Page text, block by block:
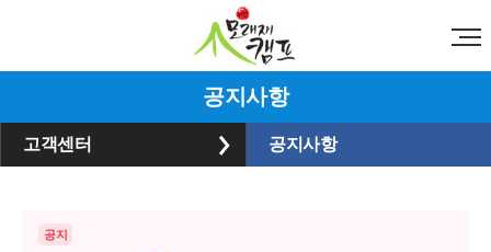
공지사항
고객센터 공지사항
공지